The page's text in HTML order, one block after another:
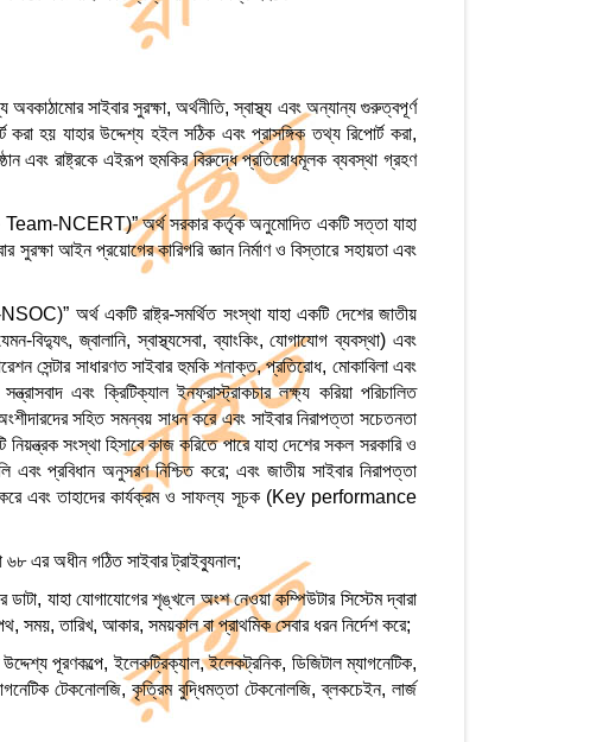
সাইবার সুরক্ষা, অর্থনীতি, স্বাস্থ্য এবং অন্যান্য গুরুত্বপূর্ণ
হয় যাহার উদ্দেশ্য হইল সঠিক এবং প্রাসঙ্গিক তথ্য রিপোর্ট করা,
এবং রাষ্ট্রকে এইরূপ হুমকির বিরুদ্ধে প্রতিরোধমূলক ব্যবস্থা গ্রহণ
NCERT)” অর্থ সরকার কর্তৃক অনুমোদিত একটি সত্তা যাহা
সুরক্ষা আইন প্রয়োগের কারিগরি জ্ঞান নির্মাণ ও বিস্তারে সহায়তা এবং
অর্থ একটি রাষ্ট্র-সমর্থিত সংস্থা যাহা একটি দেশের জাতীয়
বিদ্যুৎ, জ্বালানি, স্বাস্থ্যসেবা, ব্যাংকিং, যোগাযোগ ব্যবস্থা) এবং
সেন্টার সাধারণত সাইবার হুমকি শনাক্ত, প্রতিরোধ, মোকাবিলা এবং
এবং ক্রিটিক্যাল ইনফ্রাস্ট্রাকচার লক্ষ্য করিয়া পরিচালিত
সহিত সমন্বয় সাধন করে এবং সাইবার নিরাপত্তা সচেতনতা
সংস্থা হিসাবে কাজ করিতে পারে যাহা দেশের সকল সরকারি ও
এবং প্রবিধান অনুসরণ নিশ্চিত করে; এবং জাতীয় সাইবার নিরাপত্তা
করে এবং তাহাদের কার্যক্রম ও সাফল্য সূচক (Key performance
এর অধীন গঠিত সাইবার ট্রাইব্যুনাল;
যাহা যোগাযোগের শৃঙ্খলে অংশ নেওয়া কম্পিউটার সিস্টেম দ্বারা
তারিখ, আকার, সময়কাল বা প্রাথমিক সেবার ধরন নির্দেশ করে;
পূরণকল্পে, ইলেকট্রিক্যাল, ইলেকট্রনিক, ডিজিটাল ম্যাগনেটিক,
টেকনোলজি, কৃত্রিম বুদ্ধিমত্তা টেকনোলজি, ব্লকচেইন, লার্জ